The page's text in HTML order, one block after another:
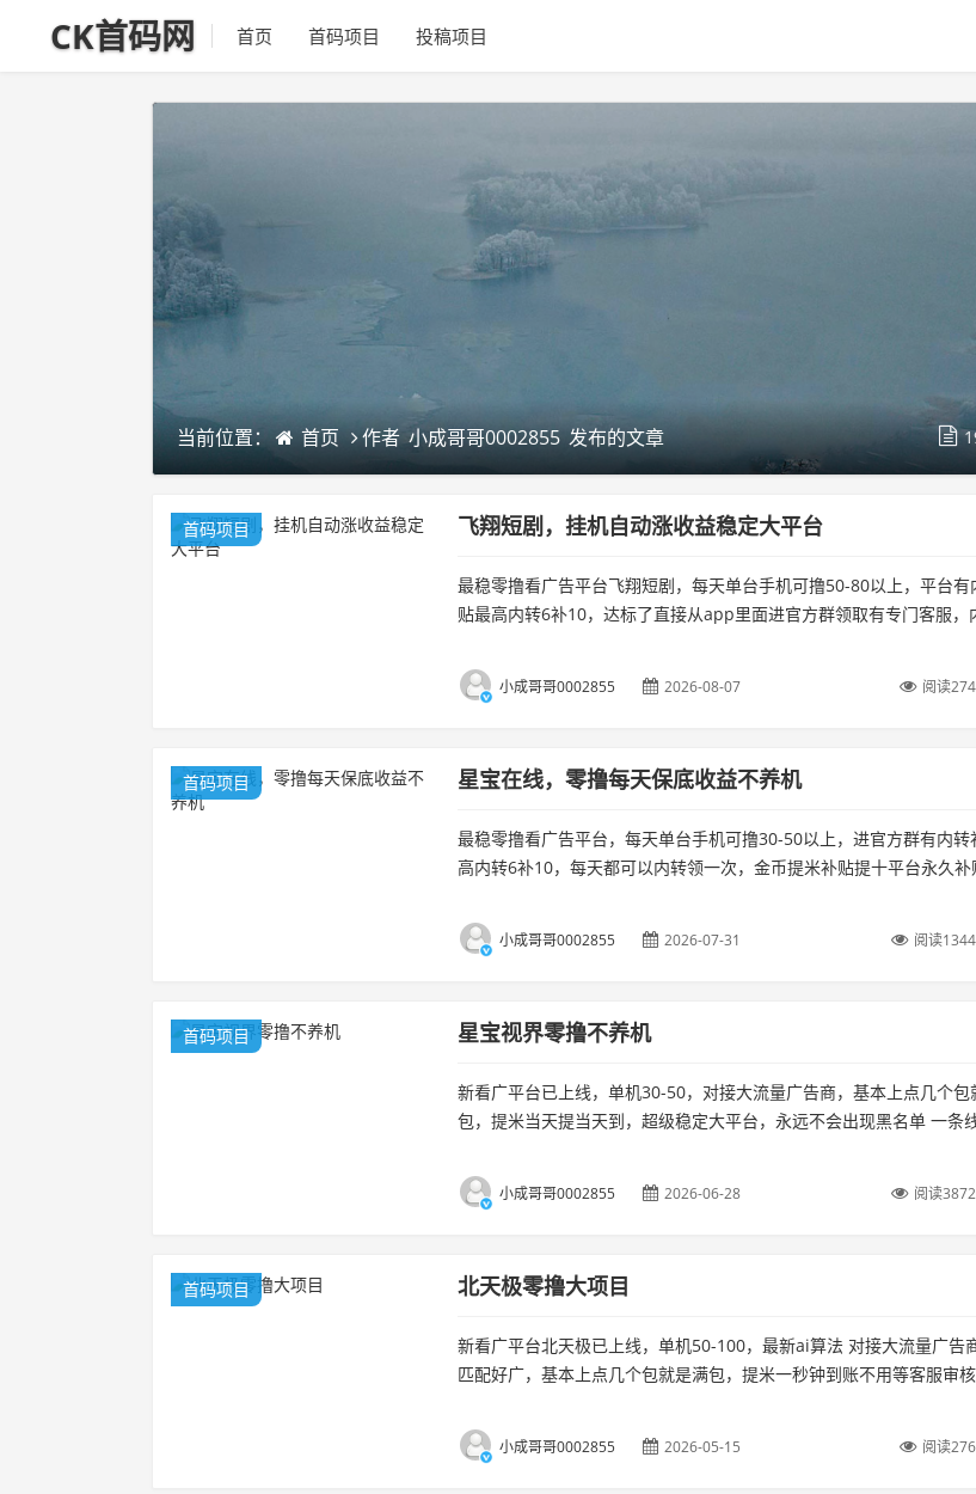
CK首码网 首页 首码项目 投稿项目
当前位置： 首页 作者小成哥哥0002855发布的文章
首码项目 飞翔短剧，挂机自动涨收益稳定大平台
最稳零撸看广告平台飞翔短剧，每天单台手机可撸50-80以上，平台有
贴最高内转6补10，达标了直接从app里面进官方群领取有专门客服，
小成哥哥0002855 2026-08-07 阅读
首码项目 星宝在线，零撸每天保底收益不养机
最稳零撸看广告平台，每天单台手机可撸30-50以上，进官方群有内转
高内转6补10，每天都可以内转领一次，金币提米补贴提十平台永久补
小成哥哥0002855 2026-07-31 阅读
首码项目 星宝视界零撸不养机
新看广平台已上线，单机30-50，对接大流量广告商，基本上点几个包
包，提米当天提当天到，超级稳定大平台，永远不会出现黑名单 一条
小成哥哥0002855 2026-06-28 阅读
首码项目 北天极零撸大项目
新看广平台北天极已上线，单机50-100，最新ai算法 对接大流量广告
匹配好广，基本上点几个包就是满包，提米一秒钟到账不用等客服审
小成哥哥0002855 2026-05-15 阅读